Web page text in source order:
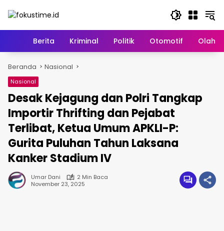
HomeBerita Kriminal Politik Otomotif
Beranda Nasional
Nasional
Desak Kejagung dan Polri Tangkap
Importir Thrifting dan Pejabat
Terlibat, Ketua Umum APKLI-P:
Gurita Puluhan Tahun Laksana
Kanker Stadium IV
Umar Dani
2 Min Baca
November 23, 2025